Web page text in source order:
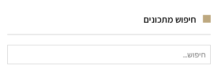
חיפוש מתכונים
עבור: